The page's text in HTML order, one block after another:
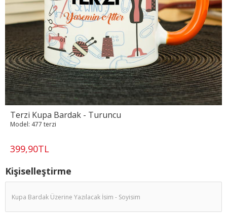
Terzi Kupa Bardak - Turuncu
399,90TL
Model: 477 terzi
Kişiselleştirme